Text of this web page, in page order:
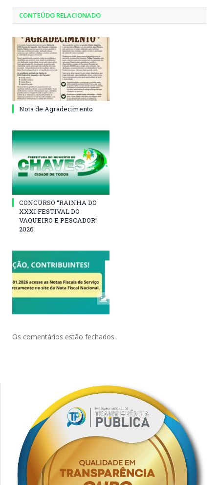
CONTEÚDO RELACIONADO
Nota de Agradecimento
CONCURSO “RAINHA DO
XXXI FESTIVAL DO
VAQUEIRO E PESCADOR”
2026
Os comentários estão fechados.